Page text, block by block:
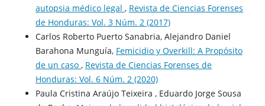
autopsia médico legal , Revista de Ciencias Forenses
de Honduras: Vol. 3 Núm. 2 (2017)
Carlos Roberto Puerto Sanabria, Alejandro Daniel
Barahona Munguía, Femicidio y Overkill: A Propósito
de un caso , Revista de Ciencias Forenses de
Honduras: Vol. 6 Núm. 2 (2020)
Paula Cristina Araújo Teixeira , Eduardo Jorge Sousa